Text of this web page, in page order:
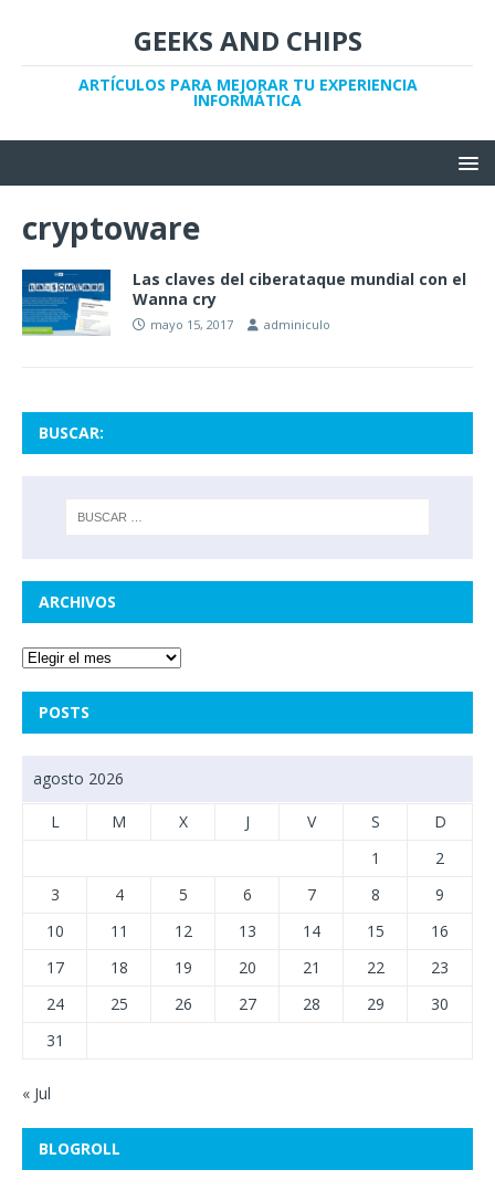
GEEKS AND CHIPS
ARTÍCULOS PARA MEJORAR TU EXPERIENCIA
INFORMÁTICA
cryptoware
Las claves del ciberataque mundial con el
Wanna cry
mayo 15, 2017 adminiculo
BUSCAR:
ARCHIVOS
POSTS
agosto 2026
L M X J V S
D
1
2
3
4 5 6 7 8
9
10
11 12 13 14 15
16
17
18 19 20 21 22
23
24
25 26 27 28 29
30
31
« Jul
BLOGROLL